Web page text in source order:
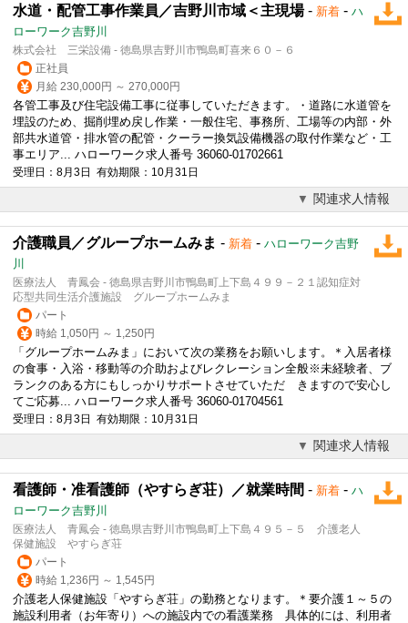
水道・配管工事作業員／吉野川市域＜主現場- 新着 - ハ
ローワーク吉野川
株式会社 三栄設備 - 徳島県吉野川市鴨島町喜来６０－６
正社員
月給 230,000円 ～ 270,000円
各管工事及び住宅設備工事に従事していただきます。・道路に水道管を
埋設のため、掘削埋め戻し作業・一般住宅、事務所、工場等の内部・外
部共水道管・排水管の配管・クーラー換気設備機器の取付作業など・工
事エリア... ハローワーク求人番号 36060-01702661
受理日：8月3日 有効期限：10月31日
関連求人情報
介護職員／グループホームみま - 新着 - ハローワーク吉野
川
医療法人 青鳳会 - 徳島県吉野川市鴨島町上下島４９９－２１認知症対
応型共同生活介護施設 グループホームみま
パート
時給 1,050円 ～ 1,250円
「グループホームみま」において次の業務をお願いします。＊入居者様
の食事・入浴・移動等の介助およびレクレーション全般※未経験者、ブ
ランクのある方にもしっかりサポートさせていただ きますので安心し
てご応募... ハローワーク求人番号 36060-01704561
受理日：8月3日 有効期限：10月31日
関連求人情報
看護師・准看護師（やすらぎ荘）／就業時間 - 新着 - ハ
ローワーク吉野川
医療法人 青鳳会 - 徳島県吉野川市鴨島町上下島４９５－５ 介護老人
保健施設 やすらぎ荘
パート
時給 1,236円 ～ 1,545円
介護老人保健施設「やすらぎ荘」の勤務となります。＊要介護１～５の
施設利用者（お年寄り）への施設内での看護業務 具体的には、利用者